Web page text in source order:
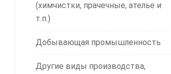
(химчистки, прачечные, ателье и
т.п.)
Добывающая промышленность
Другие виды производства,